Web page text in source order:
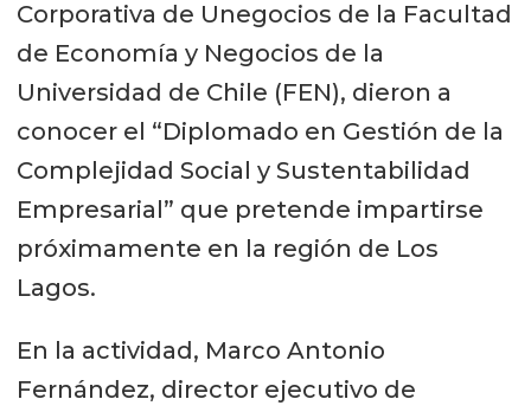
Corporativa de Unegocios de la Facultad
de Economía y Negocios de la
Universidad de Chile (FEN), dieron a
conocer el “Diplomado en Gestión de la
Complejidad Social y Sustentabilidad
Empresarial” que pretende impartirse
próximamente en la región de Los
Lagos.
En la actividad, Marco Antonio
Fernández, director ejecutivo de